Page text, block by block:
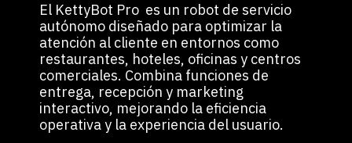
El KettyBot Pro es un robot de servicio
autónomo diseñado para optimizar la
atención al cliente en entornos como
restaurantes, hoteles, oficinas y centros
comerciales. Combina funciones de
entrega, recepción y marketing
interactivo, mejorando la eficiencia
operativa y la experiencia del usuario.